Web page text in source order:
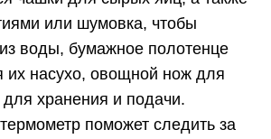
или шумовка, чтобы
воды, бумажное полотенце
их насухо, овощной нож для
для хранения и подачи.
поможет следить за